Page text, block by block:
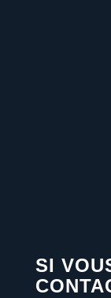
SI